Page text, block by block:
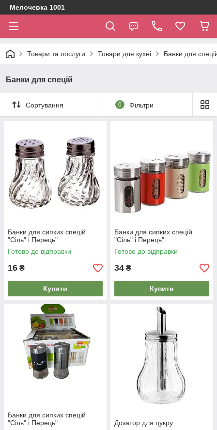
Мелочевка 1001
Товари та послуги Товари для кухні Банки для
Банки для спецій
Сортування 0 Фільтри
Банки для сипких спецій
"Сіль" і Перець"
Готово до відправки
16 ₴
Купити
Банки для сипких спецій
"Сіль" і Перець"
Готово до відправки
34 ₴
Купити
Банки для сипких спецій
"Сіль" і Перець"
Дозатор для цукру